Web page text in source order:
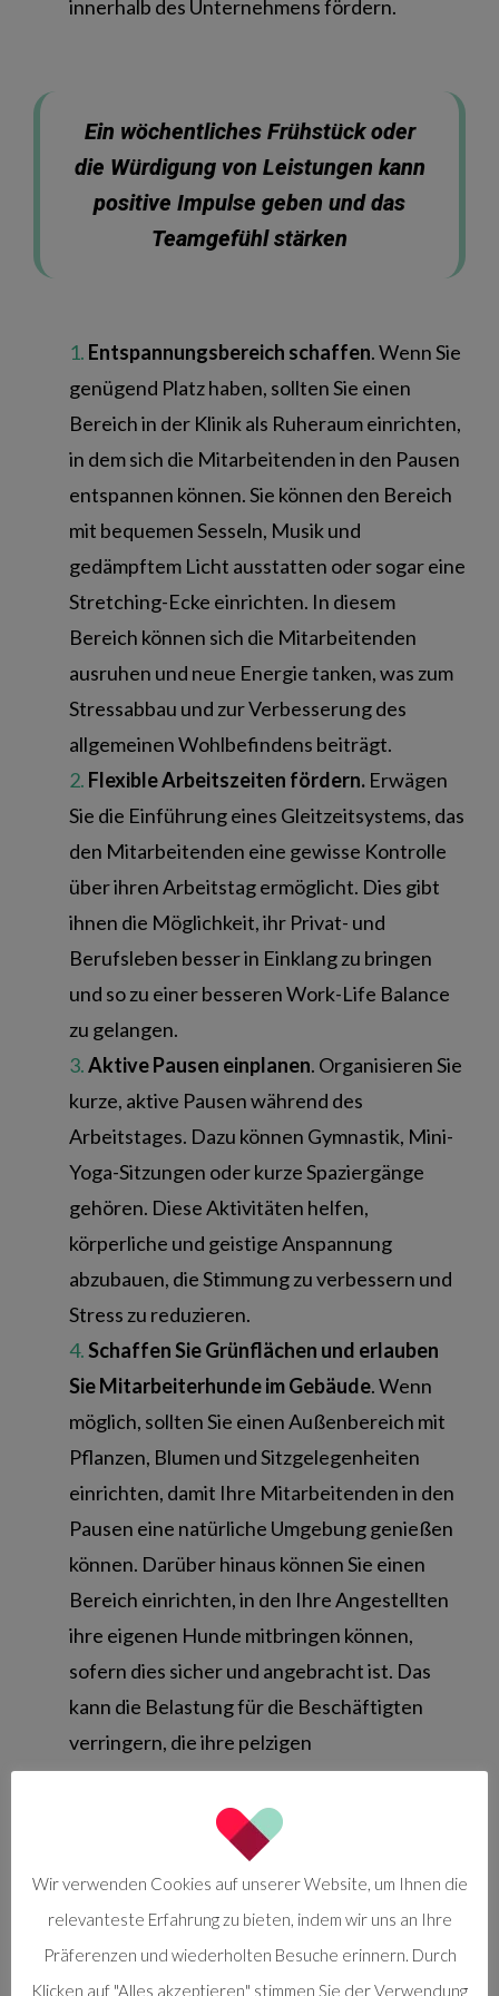
innerhalb des Unternehmens fördern.
Ein wöchentliches Frühstück oder
die Würdigung von Leistungen kann
positive Impulse geben und das
Teamgefühl stärken
Entspannungsbereich schaffen. Wenn Sie
genügend Platz haben, sollten Sie einen
Bereich in der Klinik als Ruheraum einrichten,
in dem sich die Mitarbeitenden in den Pausen
entspannen können. Sie können den Bereich
mit bequemen Sesseln, Musik und
gedämpftem Licht ausstatten oder sogar eine
Stretching-Ecke einrichten. In diesem
Bereich können sich die Mitarbeitenden
ausruhen und neue Energie tanken, was zum
Stressabbau und zur Verbesserung des
allgemeinen Wohlbefindens beiträgt.
Flexible Arbeitszeiten fördern. Erwägen
Sie die Einführung eines Gleitzeitsystems, das
den Mitarbeitenden eine gewisse Kontrolle
über ihren Arbeitstag ermöglicht. Dies gibt
ihnen die Möglichkeit, ihr Privat- und
Berufsleben besser in Einklang zu bringen
und so zu einer besseren Work-Life Balance
zu gelangen.
Aktive Pausen einplanen. Organisieren Sie
kurze, aktive Pausen während des
Arbeitstages. Dazu können Gymnastik, Mini-
Yoga-Sitzungen oder kurze Spaziergänge
gehören. Diese Aktivitäten helfen,
körperliche und geistige Anspannung
abzubauen, die Stimmung zu verbessern und
Stress zu reduzieren.
Schaffen Sie Grünflächen und erlauben
Sie Mitarbeiterhunde im Gebäude. Wenn
möglich, sollten Sie einen Außenbereich mit
Pflanzen, Blumen und Sitzgelegenheiten
einrichten, damit Ihre Mitarbeitenden in den
Pausen eine natürliche Umgebung genießen
können. Darüber hinaus können Sie einen
Bereich einrichten, in den Ihre Angestellten
ihre eigenen Hunde mitbringen können,
sofern dies sicher und angebracht ist. Das
kann die Belastung für die Beschäftigten
verringern, die ihre pelzigen
Familienmitglieder während des Arbeitstages
allein lassen müssen.
Führen Sie ein Mentoring-Programm ein:
Schaffen Sie ein Mentorenprogramm, bei
dem erfahrene Mitarbeitende den neuen
Teammitgliedern Unterstützung und
Wir verwenden Cookies auf unserer Website, um Ihnen die
relevanteste Erfahrung zu bieten, indem wir uns an Ihre
Präferenzen und wiederholten Besuche erinnern. Durch
Klicken auf "Alles akzeptieren" stimmen Sie der Verwendung